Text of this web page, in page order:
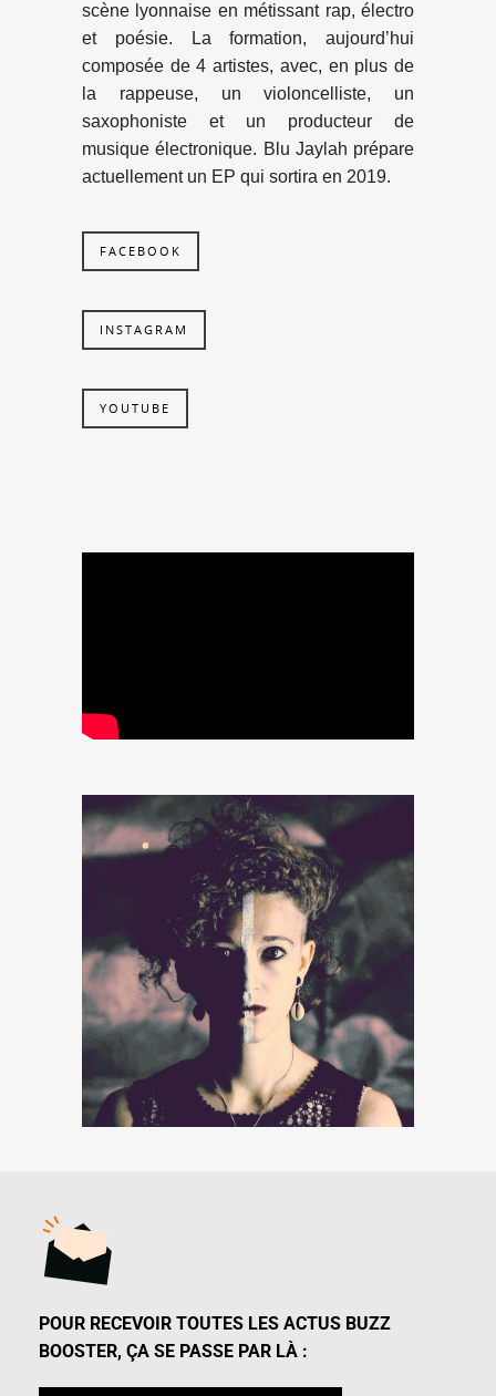
scène lyonnaise en métissant rap, électro
et poésie. La formation, aujourd’hui
composée de 4 artistes, avec, en plus de
la rappeuse, un violoncelliste, un
saxophoniste et un producteur de
musique électronique. Blu Jaylah prépare
actuellement un EP qui sortira en 2019.
FACEBOOK
INSTAGRAM
YOUTUBE
POUR RECEVOIR TOUTES LES ACTUS BUZZ
BOOSTER, ÇA SE PASSE PAR LÀ :